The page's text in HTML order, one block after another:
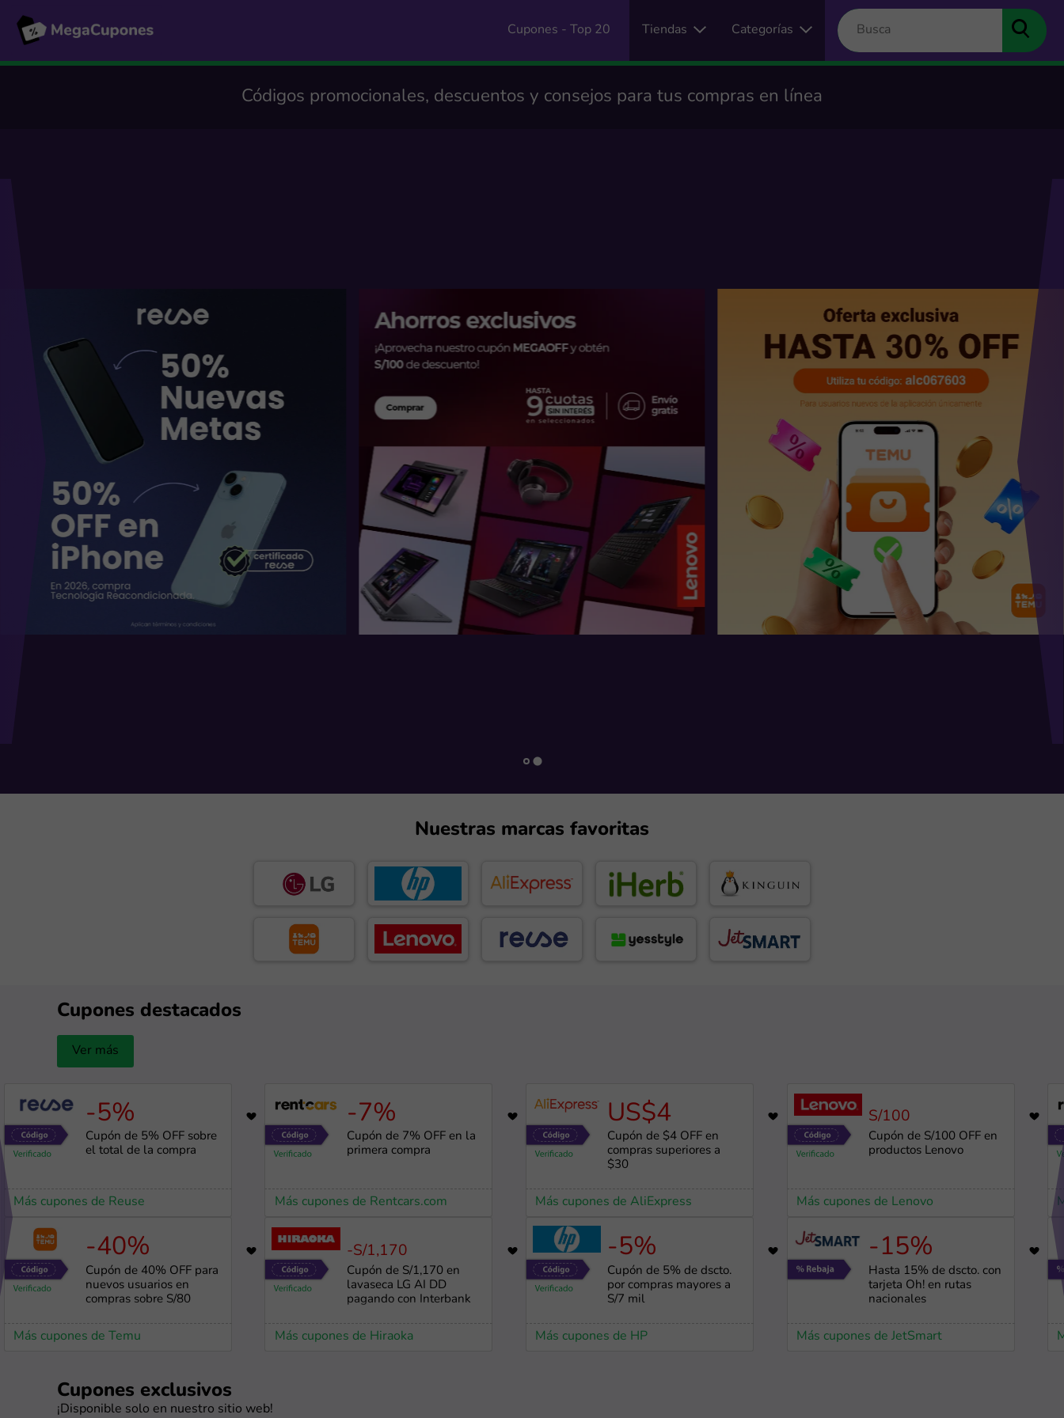
Cupones - Top 20 Tiendas Categorías
Códigos promocionales, descuentos y consejos para tus compras en línea
Nuestras marcas favoritas
Cupones destacados
Ver más
-5% 1934
Cupón de 5% OFF sobre
el total de la compra
Más cupones de Reuse
-40% 879
Cupón de 40% OFF para
nuevos usuarios en
compras sobre S/80
Más cupones de Temu
-7%
Cupón de 7% OFF en la
primera compra
Más cupones de Rentcars.com
-S/1,170 755
Cupón de S/1,170 en
lavaseca LG AI DD
pagando con Interbank
Más cupones de Hiraoka
US$4 719
Cupón de $4 OFF en
compras superiores a
$30
Más cupones de AliExpress
-5% 2909
Cupón de 5% de dscto.
por compras mayores a
S/7 mil
Más cupones de HP
S/100
Cupón de S/100 OFF en
productos Lenovo
Más cupones de Lenovo
-15%
Hasta 15% de dscto. con
tarjeta Oh! en rutas
nacionales
Más cupones de JetSmart
Cupones exclusivos
¡Disponible solo en nuestro sitio web!